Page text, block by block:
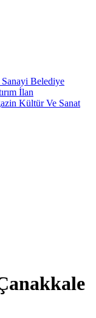
Sanayi Belediye
İlan
Kültür Ve Sanat